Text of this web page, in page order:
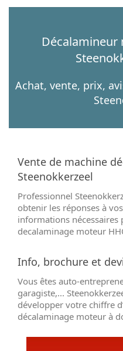
Décalamineur
Achat, vente, prix,
Vente de machine
Steenokkerzeel
Professionnel
obtenir les réponses à
informations nécessaires
decalaminage moteur
Info, brochure et
Vous êtes auto-
garagiste,...
développer votre chiffre
décalaminage moteur à